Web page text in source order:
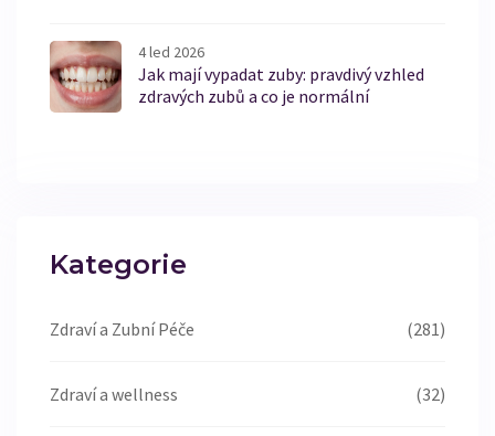
4 led 2026
Jak mají vypadat zuby: pravdivý vzhled
zdravých zubů a co je normální
Kategorie
Zdraví a Zubní Péče (281)
Zdraví a wellness (32)